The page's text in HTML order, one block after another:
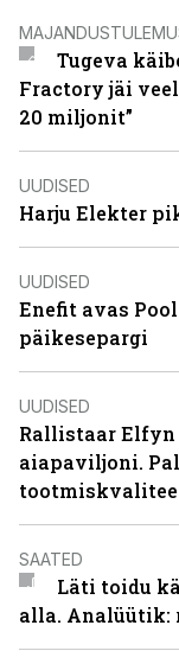
Tugeva
Fractory jäi
20 miljonit”
UUDISED
Harju Elekter
UUDISED
Enefit avas
päikesepargi
UUDISED
Rallistaar Elfyn
aiapaviljoni.
SAATED
Läti toidu
alla. Analüütik: